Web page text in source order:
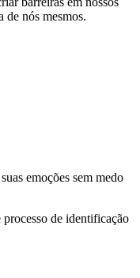
de nós mesmos.
emoções sem medo
processo de identificação